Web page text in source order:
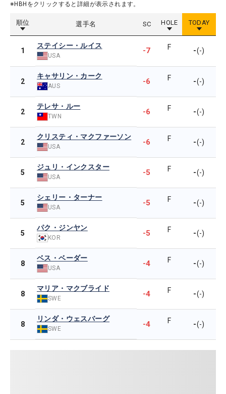
※HBHをクリックすると詳細が表示されます。
順位 選手名 SC HOLE TODAY
1
ステイシー・ルイス
USA
-7 F -(-)
2
キャサリン・カーク
AUS -6 F -(-)
2
テレサ・ルー
TWN -6 F -(-)
2
クリスティ・マクファーソン
USA -6 F -(-)
5
ジュリ・インクスター
USA -5 F -(-)
5
シェリー・ターナー
USA -5 F -(-)
5
パク・ジンヤン
KOR -5 F -(-)
8
ベス・ベーダー
USA -4 F -(-)
8
マリア・マクブライド
SWE -4 F -(-)
8
リンダ・ウェスバーグ
SWE -4 F -(-)